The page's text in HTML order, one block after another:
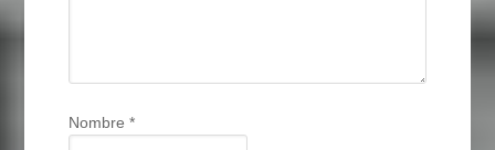
Nombre*